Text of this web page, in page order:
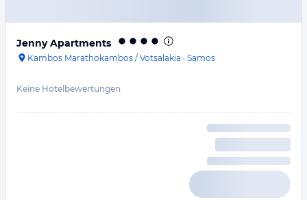
Jenny Apartments
Kambos Marathokambos / Votsalakia · Samos
Keine Hotelbewertungen